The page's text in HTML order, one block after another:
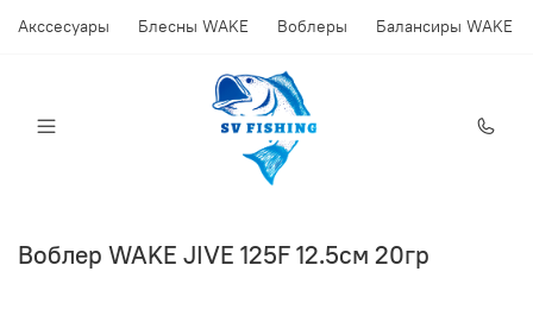
Акссесуары Блесны WAKE Воблеры Балансиры WAKE
Воблер WAKE JIVE 125F 12.5см 20гр